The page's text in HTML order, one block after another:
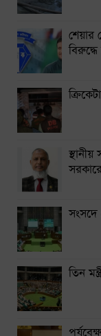
নারায়ণগঞ্জে
সিলেটে দুইশেয়ার
সংসদে
তিন